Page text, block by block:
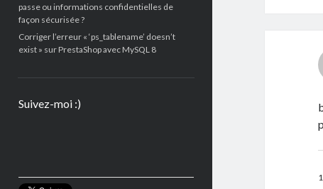
passe ou informations confidentielles de
façon sécurisée ?
Corriger l’erreur « ‘ps_tablename’ doesn’t
exist » sur PrestaShop avec MySQL 8
Suivez-moi :)